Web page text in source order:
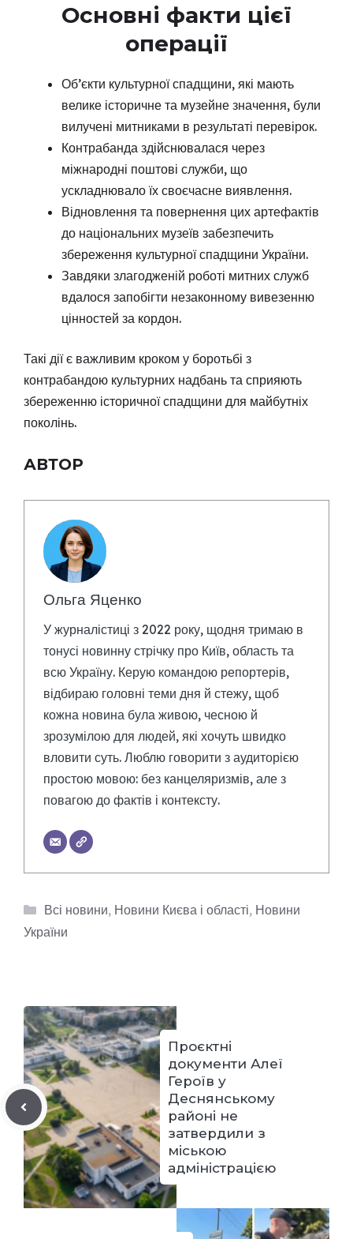
Основні факти цієї
операції
Об’єкти культурної спадщини, які мають
велике історичне та музейне значення, були
вилучені митниками в результаті перевірок.
Контрабанда здійснювалася через
міжнародні поштові служби, що
ускладнювало їх своєчасне виявлення.
Відновлення та повернення цих артефактів
до національних музеїв забезпечить
збереження культурної спадщини України.
Завдяки злагодженій роботі митних служб
вдалося запобігти незаконному вивезенню
цінностей за кордон.
Такі дії є важливим кроком у боротьбі з
контрабандою культурних надбань та сприяють
збереженню історичної спадщини для майбутніх
поколінь.
АВТОР
Ольга Яценко
У журналістиці з 2022 року, щодня тримаю в
тонусі новинну стрічку про Київ, область та
всю Україну. Керую командою репортерів,
відбираю головні теми дня й стежу, щоб
кожна новина була живою, чесною й
зрозумілою для людей, які хочуть швидко
вловити суть. Люблю говорити з аудиторією
простою мовою: без канцеляризмів, але з
повагою до фактів і контексту.
Категорії
Всі новини, Новини Києва і області, Новини
України
Проєктні
документи Алеї
Героїв у
Деснянському
районі не
затвердили з
міською
адміністрацією